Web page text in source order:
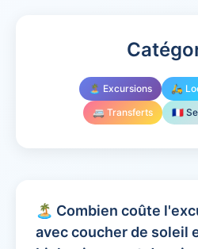
🏝️ Excursions
🛵
🚐 Transferts
🇫🇷
🏝️ Combien coûte
avec coucher de soleil